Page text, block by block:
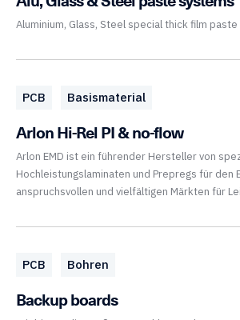
Aluminium, Glass, Steel special thick film
PCB Basismaterial
Arlon Hi-Rel PI & no-flow
Arlon EMD ist ein führender Hersteller von
Hochleistungslaminaten und Prepregs für den
anspruchsvollen und vielfältigen Märkten für
PCB Bohren
Backup boards